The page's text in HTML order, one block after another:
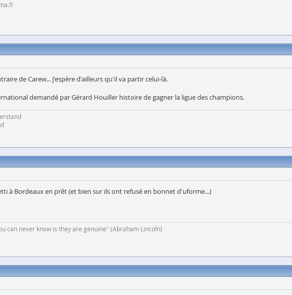
de Carew... J'espère d'ailleurs qu'il va partir celui-là.
demandé par Gérard Houiller histoire de gagner la ligue des champions.
à Bordeaux en prêt (et bien sur ils ont refusé en bonnet d'uforme...)
can never know is they are genuine" (Abraham Lincoln)